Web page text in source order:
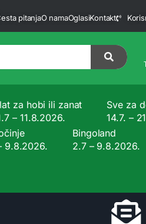
pitanjaO namaOglasiKontakt
za hobi ili zanat
– 11.8.2026.
Sve za
14.7. –
9.8.2026.
Bingoland
2.7 – 9.8.2026.